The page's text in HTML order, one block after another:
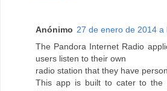
Anónimo 27 de enero de 2014 a
The Pandora Internet Radio
users listen to their own
radio station that they have
This app is built to cater to the